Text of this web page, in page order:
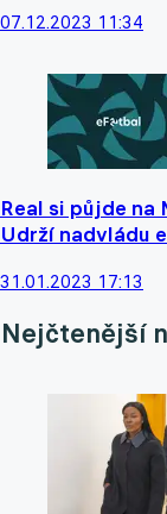
07.12.2023 11:34
Real si půjde
Udrží nadvládu
31.01.2023 17:13
Nejčtenější